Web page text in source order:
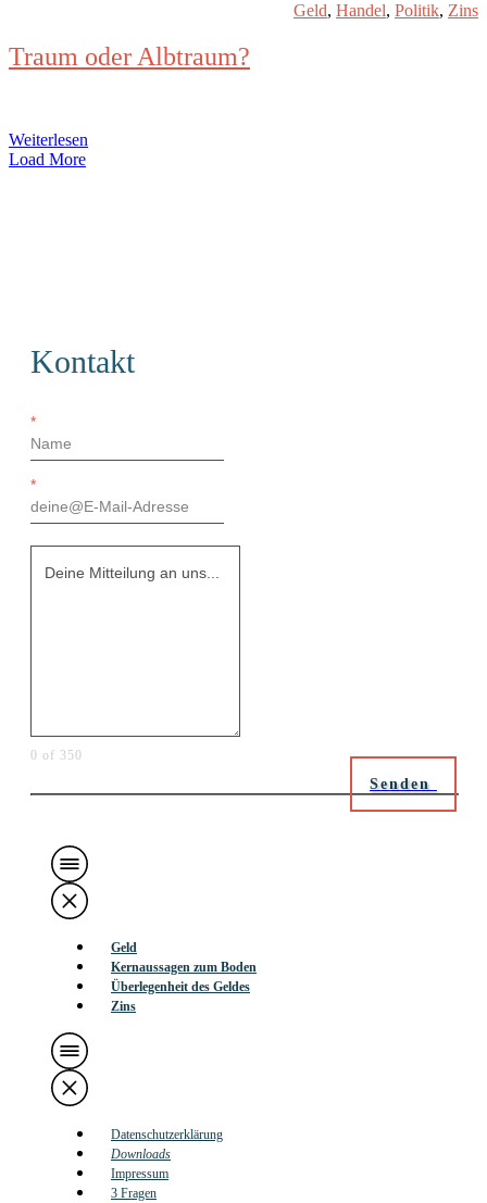
Geld, Handel, Politik, Zins
Traum oder Albtraum?
Weiterlesen
Load More
Kontakt
*
*
0 of 350
Senden
Geld
Kernaussagen zum Boden
Überlegenheit des Geldes
Zins
Datenschutzerklärung
Downloads
Impressum
3 Fragen